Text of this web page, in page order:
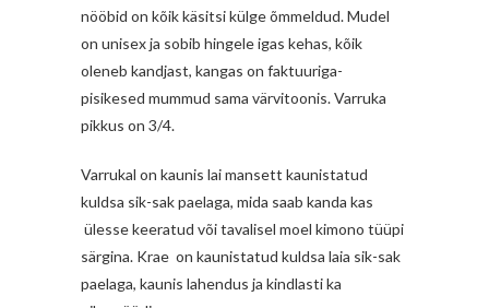
nööbid on kõik käsitsi külge õmmeldud. Mudel
on unisex ja sobib hingele igas kehas, kõik
oleneb kandjast, kangas on faktuuriga-
pisikesed mummud sama värvitoonis. Varruka
pikkus on 3/4.
Varrukal on kaunis lai mansett kaunistatud
kuldsa sik-sak paelaga, mida saab kanda kas
ülesse keeratud või tavalisel moel kimono tüüpi
särgina. Krae on kaunistatud kuldsa laia sik-sak
paelaga, kaunis lahendus ja kindlasti ka